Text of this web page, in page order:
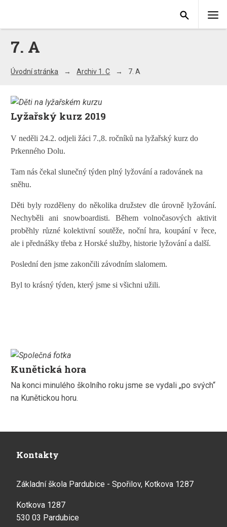
7. A
Úvodní stránka Archiv 1. C 7. A
Lyžařský kurz 2019
V neděli 24.2. odjeli žáci 7.,8. ročníků na lyžařský kurz do
Prkenného Dolu.
Tam nás čekal slunečný týden plný lyžování a radovánek na
sněhu.
Děti byly rozděleny do několika družstev dle úrovně lyžování.
Nechyběli ani snowboardisti. Během volnočasových aktivit
proběhly různé kolektivní soutěže, noční hra, koupání v řece,
ale i přednášky třeba z Horské služby, historie lyžování a další.
Poslední den jsme zakončili závodním slalomem.
Byl to krásný týden, který jsme si všichni užili.
Kunětická hora
Na konci minulého školního roku jsme se vydali „po svých“
na Kunětickou horu.
Kontakty
Základní škola Pardubice - Spořilov, Kotkova 1287
Kotkova 1287
530 03 Pardubice